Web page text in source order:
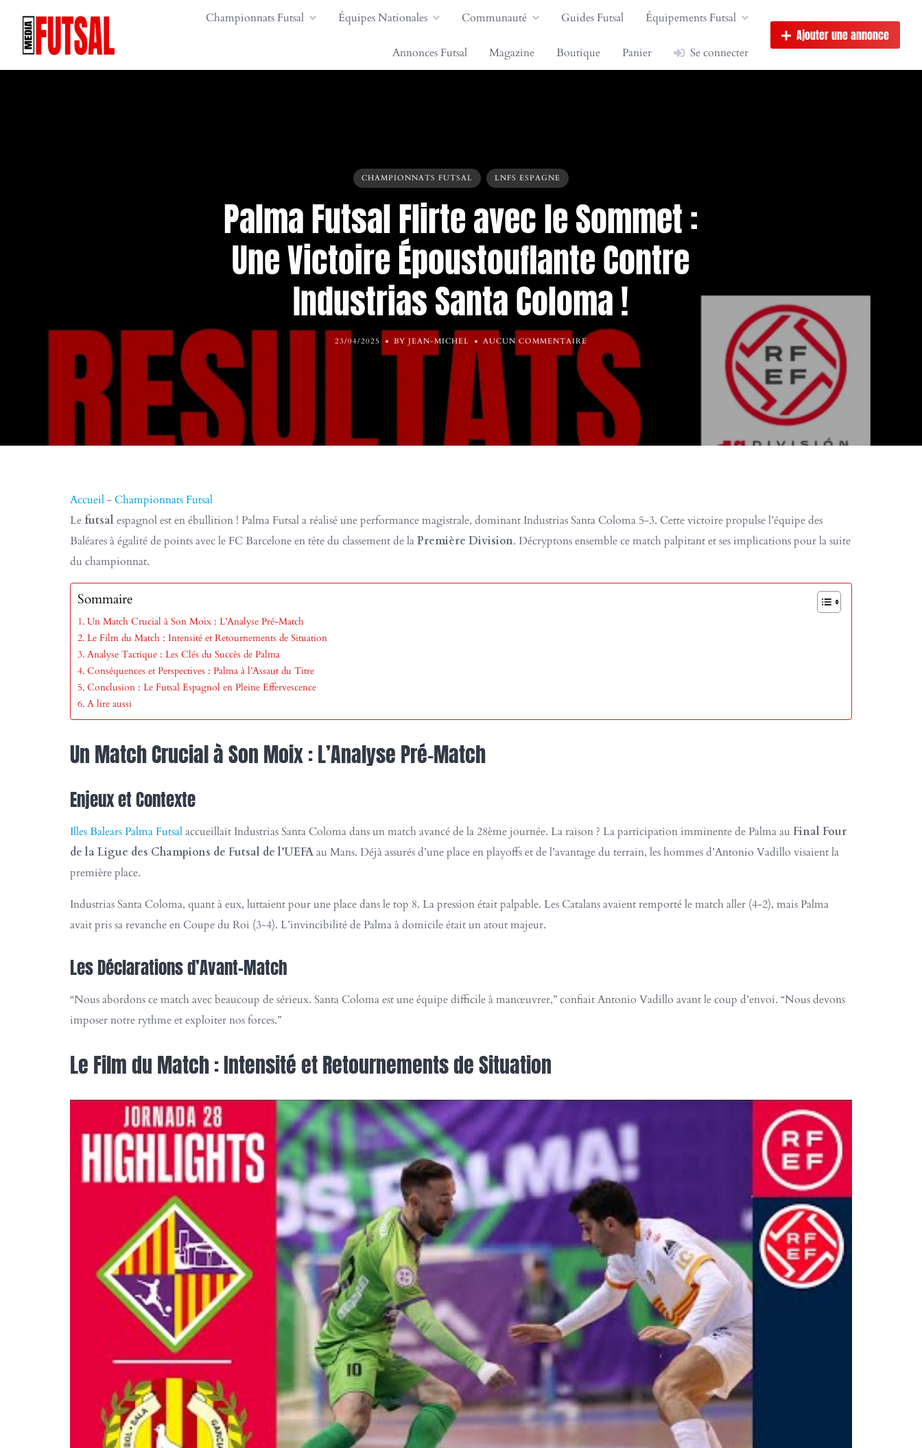
content
Championnats Futsal Équipes Nationales Communauté Guides Futsal Équipements Futsal
Annonces Futsal Magazine Boutique Panier Se connecter
Ajouter une annonce
CHAMPIONNATS FUTSAL LNFS ESPAGNE
Palma Futsal Flirte avec le Sommet :
Une Victoire Époustouflante Contre
Industrias Santa Coloma !
23/04/2025 BY JEAN-MICHEL AUCUN COMMENTAIRE
Accueil-Championnats Futsal
Le futsal espagnol est en ébullition ! Palma Futsal a réalisé une performance magistrale, dominant Industrias Santa Coloma 5-3. Cette victoire propulse l’équipe des
Baléares à égalité de points avec le FC Barcelone en tête du classement de laPremière Division. Décryptons ensemble ce match palpitant et ses implications pour la suite
du championnat.
Sommaire
Un Match Crucial à Son Moix : L’Analyse Pré-Match
Le Film du Match : Intensité et Retournements de Situation
Analyse Tactique : Les Clés du Succès de Palma
Conséquences et Perspectives : Palma à l’Assaut du Titre
Conclusion : Le Futsal Espagnol en Pleine Effervescence
A lire aussi
Un Match Crucial à Son Moix : L’Analyse Pré-Match
Enjeux et Contexte
Illes Balears Palma Futsalaccueillait Industrias Santa Coloma dans un match avancé de la 28ème journée. La raison ? La participation imminente de Palma au Final Four
de la Ligue des Champions de Futsal de l’UEFAau Mans. Déjà assurés d’une place en playoffs et de l’avantage du terrain, les hommes d’Antonio Vadillo visaient la
première place.
Industrias Santa Coloma, quant à eux, luttaient pour une place dans le top 8. La pression était palpable. Les Catalans avaient remporté le match aller (4-2), mais Palma
avait pris sa revanche en Coupe du Roi (3-4). L’invincibilité de Palma à domicile était un atout majeur.
Les Déclarations d’Avant-Match
“Nous abordons ce match avec beaucoup de sérieux. Santa Coloma est une équipe difficile à manœuvrer,” confiait Antonio Vadillo avant le coup d’envoi. “Nous devons
imposer notre rythme et exploiter nos forces.”
Le Film du Match : Intensité et Retournements de Situation